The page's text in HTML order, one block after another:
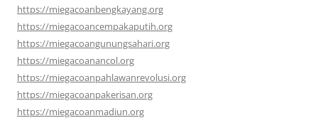
https://miegacoanbengkayang.org
https://miegacoancempakaputih.org
https://miegacoangunungsahari.org
https://miegacoanancol.org
https://miegacoanpahlawanrevolusi.org
https://miegacoanpakerisan.org
https://miegacoanmadiun.org